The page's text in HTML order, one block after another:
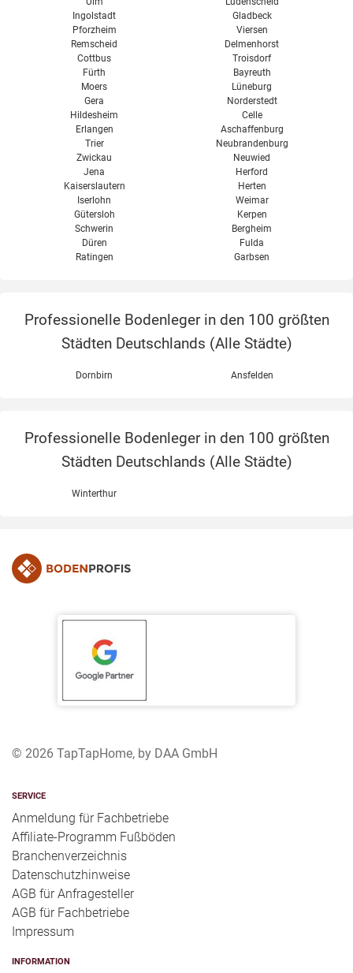
Ingolstadt
Pforzheim
Remscheid
Cottbus
Fürth
Moers
Gera
Hildesheim
Erlangen
Trier
Zwickau
Jena
Kaiserslautern
Iserlohn
Gütersloh
Schwerin
Düren
Ratingen
Gladbeck
Viersen
Delmenhorst
Troisdorf
Bayreuth
Lüneburg
Norderstedt
Celle
Aschaffenburg
Neubrandenburg
Neuwied
Herford
Herten
Weimar
Kerpen
Bergheim
Fulda
Garbsen
Professionelle Bodenleger in den 100 größten
Städten Deutschlands (Alle Städte)
Dornbirn Ansfelden
Professionelle Bodenleger in den 100 größten
Städten Deutschlands (Alle Städte)
Winterthur
© 2026 TapTapHome, by DAA GmbH
SERVICE
Anmeldung für Fachbetriebe
Affiliate-Programm Fußböden
Branchenverzeichnis
Datenschutzhinweise
AGB für Anfragesteller
AGB für Fachbetriebe
Impressum
INFORMATION